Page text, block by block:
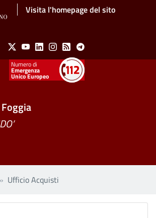
Visita l'homepage del sito
Social Menu
X YoutubeLinkedinInstagram
Feed Telegram
Emergenza
Unico Europeo
Ufficio Acquisti